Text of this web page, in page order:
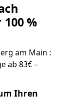
%
am Main :
ab 83€ –
Ihren